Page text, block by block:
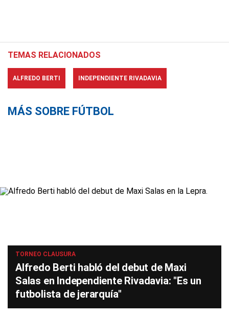
TEMAS RELACIONADOS
ALFREDO BERTI INDEPENDIENTE RIVADAVIA
MÁS SOBRE FÚTBOL
TORNEO CLAUSURA
Alfredo Berti habló del debut de Maxi
Salas en Independiente Rivadavia: "Es un
futbolista de jerarquía"